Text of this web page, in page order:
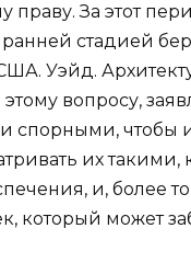
праву. За этот
стадией
Уэйд.
вопросу,
спорными, чтобы
их
и, более
который может